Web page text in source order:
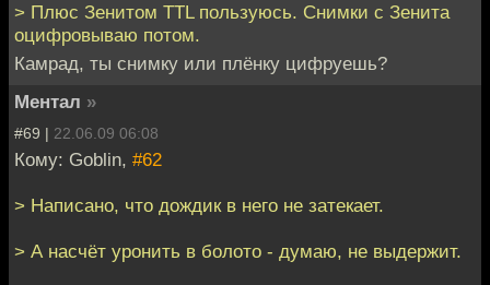
> Плюс Зенитом TTL пользуюсь. Снимки с Зенита
оцифровываю потом.
Камрад, ты снимку или плёнку цифруешь?
Ментал »
#69 | 22.06.09 06:08
Кому: Goblin, #62
> Написано, что дождик в него не затекает.
> А насчёт уронить в болото - думаю, не выдержит.